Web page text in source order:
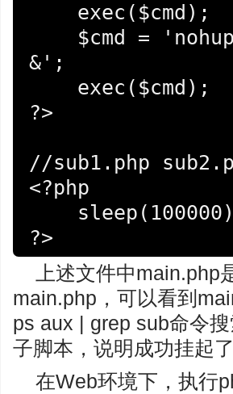
&';
?>
//sub1.php
<?php
?>
上述文件中
main.php，可以看到
ps aux | grep sub命令
子脚本，说明成功挂起了
在Web环境下，执行